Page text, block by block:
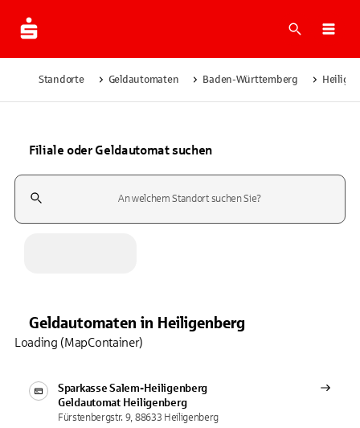
Suche
Standorte Geldautomaten Baden-Württemberg
Filiale oder Geldautomat suchen
Suchfeld
Geldautomaten in Heiligenberg
Sparkasse Salem-Heiligenberg
Geldautomat Heiligenberg
Fürstenbergstr. 9, 88633 Heiligenberg
Loading (MapContainer)